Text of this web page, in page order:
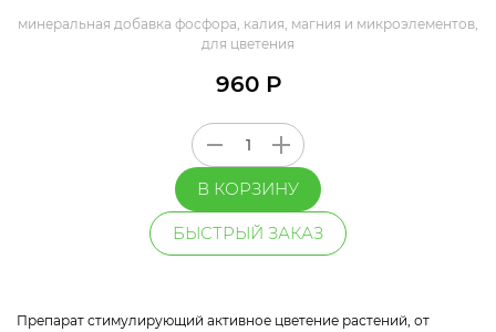
минеральная добавка фосфора, калия, магния и микроэлементов,
для цветения
960 Р
В КОРЗИНУ
БЫСТРЫЙ ЗАКАЗ
Препарат стимулирующий активное цветение растений, от